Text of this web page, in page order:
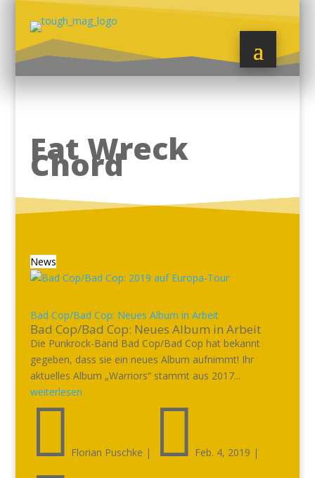
Fat Wreck
Chord
News
Bad Cop/Bad Cop: Neues Album in Arbeit
Bad Cop/Bad Cop: Neues Album in Arbeit
Die Punkrock-Band Bad Cop/Bad Cop hat bekannt
gegeben, dass sie ein neues Album aufnimmt! Ihr
aktuelles Album „Warriors“ stammt aus 2017...
weiterlesen
 Florian Puschke |  Feb. 4, 2019 |